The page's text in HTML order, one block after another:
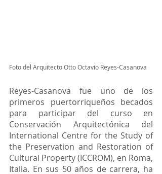
Foto del Arquitecto Otto Octavio Reyes-Casanova
Reyes-Casanova fue uno de los
primeros puertorriqueños becados
para participar del curso en
Conservación Arquitectónica del
International Centre for the Study of
the Preservation and Restoration of
Cultural Property (ICCROM), en Roma,
Italia. En sus 50 años de carrera, ha